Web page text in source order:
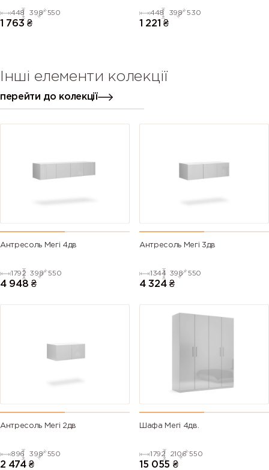
448 398 550
1 763 ₴
448 398 530
1 221 ₴
Інші елементи колекції
перейти до колекції
Антресоль Мегі 4дв
1792 398 550
4 948 ₴
Антресоль Мегі 3дв
1344 398 550
4 324 ₴
Антресоль Мегі 2дв
896 398 550
2 474 ₴
Шафа Мегі 4дв.
1792 2106 550
15 055 ₴